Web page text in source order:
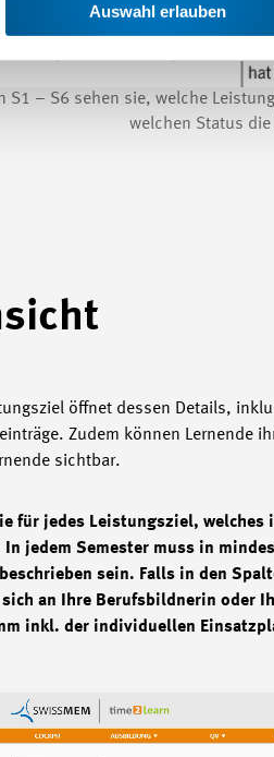
Auswahl erlauben
S1 – S6 sehen sie, welche
welchen Status
öffnet dessen Details,
Zudem können Lernende
sichtbar.
für jedes Leistungsziel,
jedem Semester muss in
sein. Falls in den
sich an Ihre Berufsbildnerin oder
inkl. der individuellen